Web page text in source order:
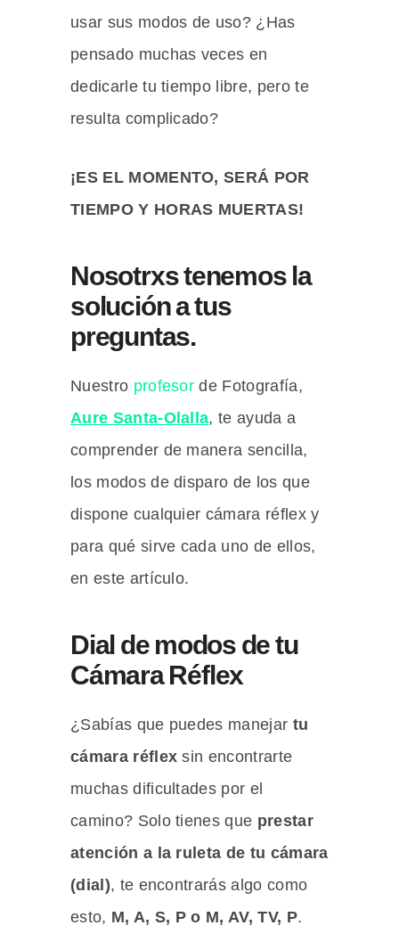
usar sus modos de uso? ¿Has
pensado muchas veces en
dedicarle tu tiempo libre, pero te
resulta complicado?
¡ES EL MOMENTO, SERÁ POR
TIEMPO Y HORAS MUERTAS!
Nosotrxs tenemos la
solución a tus
preguntas.
Nuestro profesor de Fotografía,
Aure Santa-Olalla, te ayuda a
comprender de manera sencilla,
los modos de disparo de los que
dispone cualquier cámara réflex y
para qué sirve cada uno de ellos,
en este artículo.
Dial de modos de tu
Cámara Réflex
¿Sabías que puedes manejar tu
cámara réflex sin encontrarte
muchas dificultades por el
camino? Solo tienes que prestar
atención a la ruleta de tu cámara
(dial), te encontrarás algo como
esto, M, A, S, P o M, AV, TV, P.